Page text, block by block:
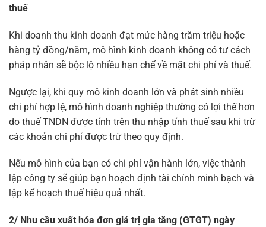
thuế
Khi doanh thu kinh doanh đạt mức hàng trăm triệu hoặc
hàng tỷ đồng/năm, mô hình kinh doanh không có tư cách
pháp nhân sẽ bộc lộ nhiều hạn chế về mặt chi phí và thuế.
Ngược lại, khi quy mô kinh doanh lớn và phát sinh nhiều
chi phí hợp lệ, mô hình doanh nghiệp thường có lợi thế hơn
do thuế TNDN được tính trên thu nhập tính thuế sau khi trừ
các khoản chi phí được trừ theo quy định.
Nếu mô hình của bạn có chi phí vận hành lớn, việc thành
lập công ty sẽ giúp bạn hoạch định tài chính minh bạch và
lập kế hoạch thuế hiệu quả nhất.
2/ Nhu cầu xuất hóa đơn giá trị gia tăng (GTGT) ngày